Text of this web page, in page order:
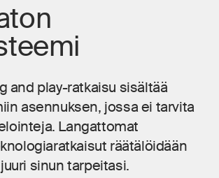
and play-ratkaisu sisältää
asennuksen, jossa ei tarvita
Langattomat
räätälöidään
sinun tarpeitasi.